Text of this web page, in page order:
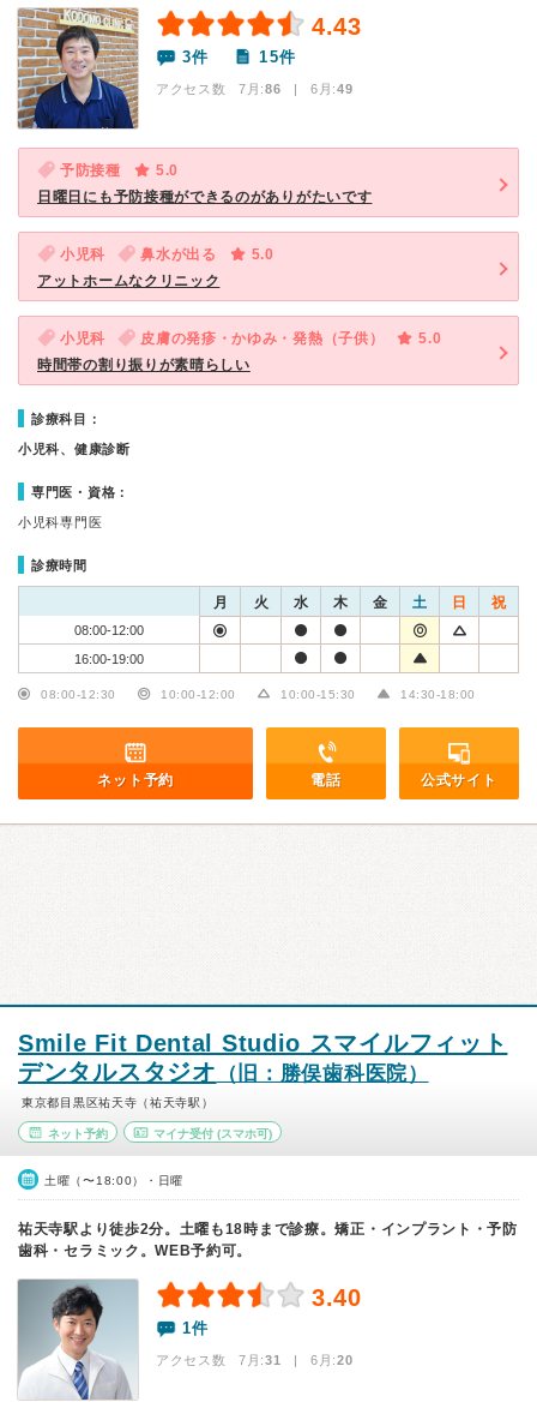
4.43
3件 15件
アクセス数 7月:86 | 6月:49
予防接種
5.0
日曜日にも予防接種ができるのがありがたいです
小児科 鼻水が出る
5.0
アットホームなクリニック
小児科 皮膚の発疹・かゆみ・発熱（子供）
5.0
時間帯の割り振りが素晴らしい
診療科目：
小児科、健康診断
専門医・資格：
小児科専門医
診療時間
月 火 水 木 金 土 日 祝
08:00-12:00
16:00-19:00
08:00-12:30 10:00-12:00 10:00-15:30 14:30-18:00
ネット予約 電話 公式サイト
Smile Fit Dental Studio スマイルフィット
デンタルスタジオ （旧：勝俣歯科医院）
東京都目黒区祐天寺（祐天寺駅）
ネット予約 マイナ受付(スマホ可)
土曜（〜18:00）・日曜
祐天寺駅より徒歩2分。土曜も18時まで診療。矯正・インプラント・予防
歯科・セラミック。WEB予約可。
3.40
1件
アクセス数 7月:31 | 6月:20